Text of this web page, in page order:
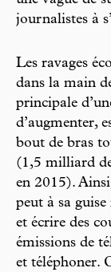
journalistes à
Les ravages
dans la main
principale
d’augmenter,
bout de bras
(1,5 milliard
en 2015).
peut à sa
et écrire des
émissions de
et téléphoner.